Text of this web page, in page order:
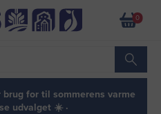
0
for til sommerens varme
udvalget ☀️ ·